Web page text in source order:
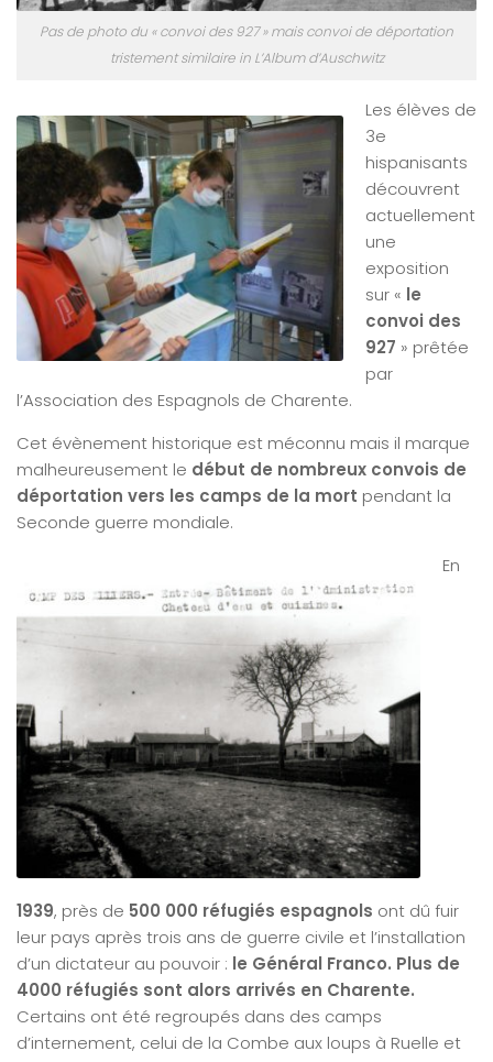
Pas de photo du « convoi des 927 » mais convoi de déportation
tristement similaire in L’Album d’Auschwitz
Les élèves de
3e
hispanisants
découvrent
actuellement
une
exposition
sur « le
convoi des
927 » prêtée
par
l’Association des Espagnols de Charente.
Cet évènement historique est méconnu mais il marque
malheureusement le début de nombreux convois de
déportation vers les camps de la mort pendant la
Seconde guerre mondiale.
En
1939, près de 500 000 réfugiés espagnols ont dû fuir
leur pays après trois ans de guerre civile et l’installation
d’un dictateur au pouvoir : le Général Franco. Plus de
4000 réfugiés sont alors arrivés en Charente.
Certains ont été regroupés dans des camps
d’internement, celui de la Combe aux loups à Ruelle et